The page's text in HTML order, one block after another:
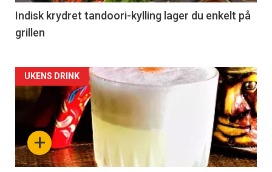
Indisk krydret tandoori-kylling lager du enkelt på
grillen
Forsiden
akkurat
nå
-
+
UKENS DRINK